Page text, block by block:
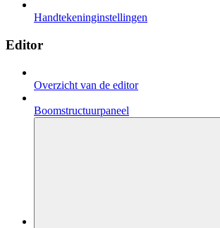
Handtekeninginstellingen
Editor
Overzicht van de editor
Boomstructuurpaneel